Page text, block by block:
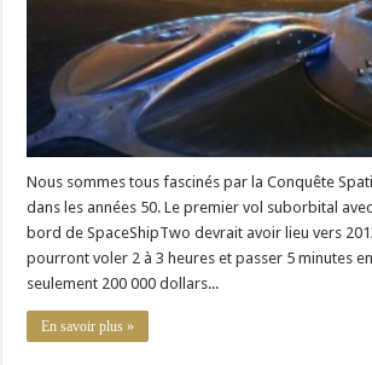
Nous sommes tous fascinés par la Conquête
dans les années 50. Le premier vol suborbital
bord de SpaceShipTwo devrait avoir lieu vers
pourront voler 2 à 3 heures et passer 5 minutes
seulement 200 000 dollars...
En savoir plus »